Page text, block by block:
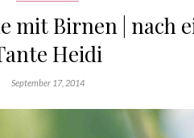
mit Birnen | nach
Heidi
September 17, 2014